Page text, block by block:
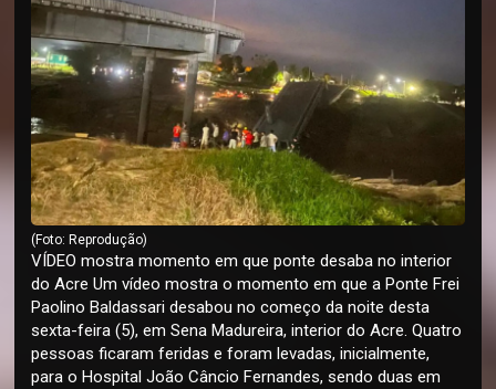
(Foto: Reprodução)
VÍDEO mostra momento em que ponte desaba no interior
do Acre Um vídeo mostra o momento em que a Ponte Frei
Paolino Baldassari desabou no começo da noite desta
sexta-feira (5), em Sena Madureira, interior do Acre. Quatro
pessoas ficaram feridas e foram levadas, inicialmente,
para o Hospital João Câncio Fernandes, sendo duas em